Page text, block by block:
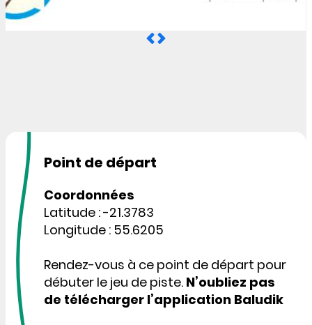
Point de départ
Coordonnées
Latitude : -21.3783
Longitude : 55.6205
Rendez-vous à ce point de départ pour
débuter le jeu de piste. N’oubliez pas
de télécharger l’application Baludik